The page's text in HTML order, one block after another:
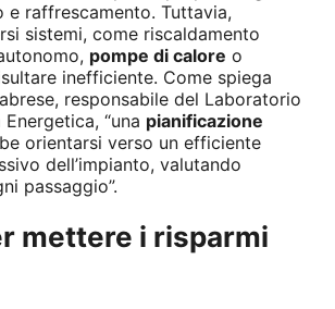
e raffrescamento. Tuttavia,
sistemi, come riscaldamento
pompe di calore o
inefficiente. Come spiega
responsabile del Laboratorio
“una pianificazione
orientarsi verso un efficiente
dell’impianto, valutando
passaggio”.
mettere i risparmi